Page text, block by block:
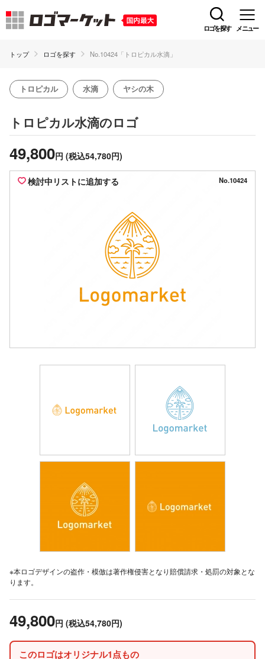
ロゴを探す メニュー
トップ ロゴを探す No.10424「トロピカル水滴」
トロピカル 水滴 ヤシの木
トロピカル水滴のロゴ
49,800円 (税込54,780円)
検討中リストに追加する No.10424
※本ロゴデザインの盗作・模倣は著作権侵害となり賠償請求・処罰の対象とな
ります。
49,800円 (税込54,780円)
このロゴはオリジナル1点もの